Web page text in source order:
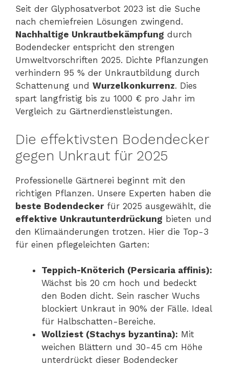
Seit der Glyphosatverbot 2023 ist die Suche
nach chemiefreien Lösungen zwingend.
Nachhaltige Unkrautbekämpfung durch
Bodendecker entspricht den strengen
Umweltvorschriften 2025. Dichte Pflanzungen
verhindern 95 % der Unkrautbildung durch
Schattenung und Wurzelkonkurrenz. Dies
spart langfristig bis zu 1000 € pro Jahr im
Vergleich zu Gärtnerdienstleistungen.
Die effektivsten Bodendecker
gegen Unkraut für 2025
Professionelle Gärtnerei beginnt mit den
richtigen Pflanzen. Unsere Experten haben die
beste Bodendeckerfür 2025 ausgewählt, die
effektive Unkrautunterdrückung bieten und
den Klimaänderungen trotzen. Hier die Top-3
für einen pflegeleichten Garten:
Teppich-Knöterich (Persicaria affinis):
Wächst bis 20 cm hoch und bedeckt
den Boden dicht. Sein rascher Wuchs
blockiert Unkraut in 90% der Fälle. Ideal
für Halbschatten-Bereiche.
Wollziest (Stachys byzantina): Mit
weichen Blättern und 30-45 cm Höhe
unterdrückt dieser Bodendecker